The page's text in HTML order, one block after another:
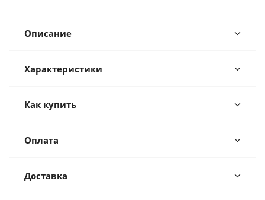
Описание
Характеристики
Как купить
Оплата
Доставка